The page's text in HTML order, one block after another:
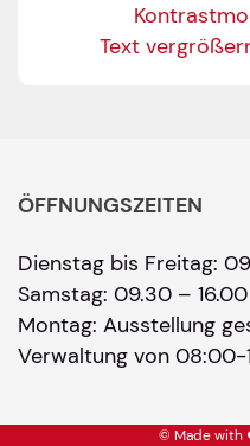
Text
ÖFFNUNGSZEITEN
Dienstag bis Freitag:
Samstag: 09.30 –
Montag: Ausstellung
Verwaltung von 08:00-
© Made with